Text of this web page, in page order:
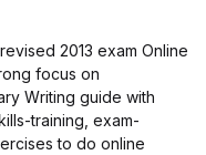
2013 exam Online
focus on
Writing guide with
training, exam-
to do online